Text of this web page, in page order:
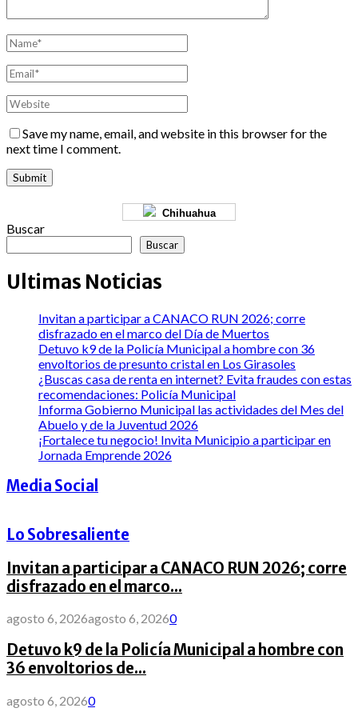
Save my name, email, and website in this browser for the
next time I comment.
Chihuahua
Buscar
Buscar
Ultimas Noticias
Invitan a participar a CANACO RUN 2026; corre
disfrazado en el marco del Día de Muertos
Detuvo k9 de la Policía Municipal a hombre con 36
envoltorios de presunto cristal en Los Girasoles
¿Buscas casa de renta en internet? Evita fraudes con estas
recomendaciones: Policía Municipal
Informa Gobierno Municipal las actividades del Mes del
Abuelo y de la Juventud 2026
¡Fortalece tu negocio! Invita Municipio a participar en
Jornada Emprende 2026
Media Social
Lo Sobresaliente
Invitan a participar a CANACO RUN 2026; corre
disfrazado en el marco...
agosto 6, 2026agosto 6, 20260
Detuvo k9 de la Policía Municipal a hombre con
36 envoltorios de...
agosto 6, 20260